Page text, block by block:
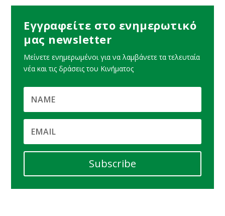
Εγγραφείτε στο ενημερωτικό
μας newsletter
Μείνετε ενημερωμένοι για να λαμβάνετε τα τελευταία
νέα και τις δράσεις του Κινήματος
Subscribe